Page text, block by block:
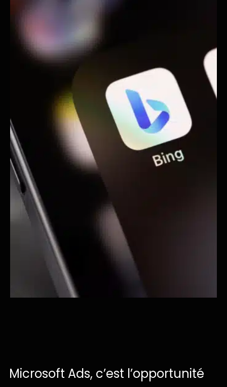
Microsoft Ads, c’est l’opportunité